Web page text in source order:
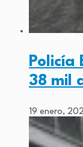
38 mil
19 enero,